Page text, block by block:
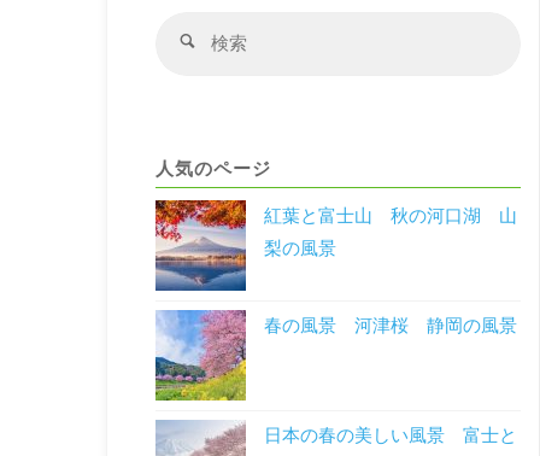
検
人気のページ
紅葉と富士山 秋の河口湖 山
梨の風景
春の風景 河津桜 静岡の風景
日本の春の美しい風景 富士と